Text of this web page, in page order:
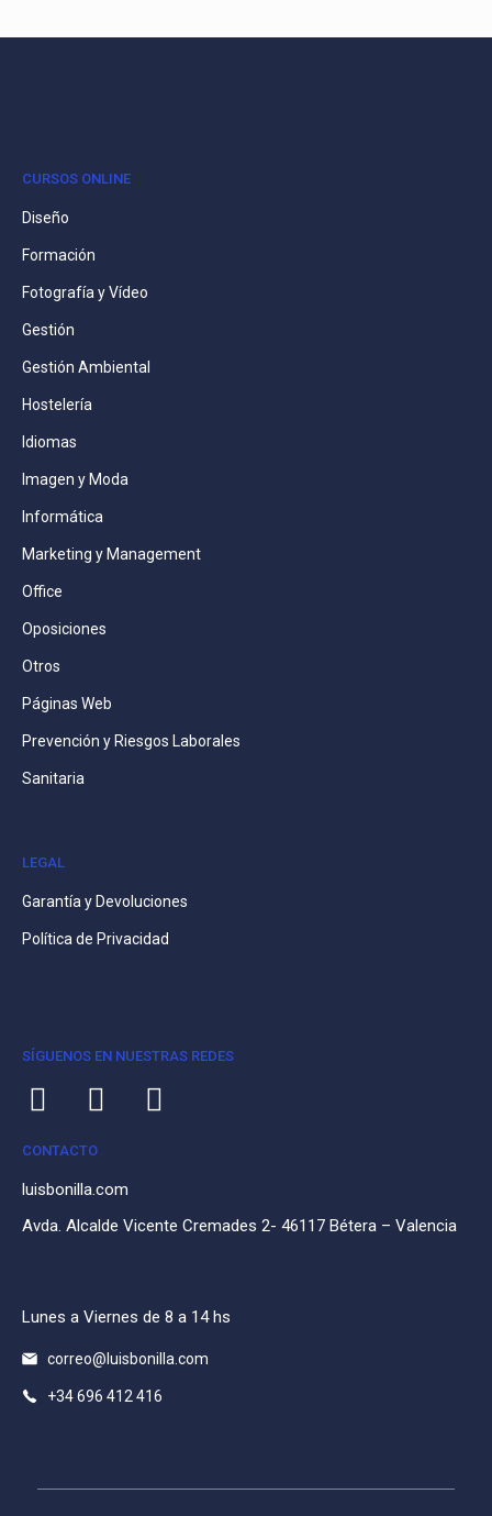
CURSOS ONLINE
Diseño
Formación
Fotografía y Vídeo
Gestión
Gestión Ambiental
Hostelería
Idiomas
Imagen y Moda
Informática
Marketing y Management
Office
Oposiciones
Otros
Páginas Web
Prevención y Riesgos Laborales
Sanitaria
LEGAL
Garantía y Devoluciones
Política de Privacidad
SÍGUENOS EN NUESTRAS REDES
CONTACTO
luisbonilla.com
Avda. Alcalde Vicente Cremades 2- 46117 Bétera – Valencia
Lunes a Viernes de 8 a 14 hs
correo@luisbonilla.com
+34 696 412 416